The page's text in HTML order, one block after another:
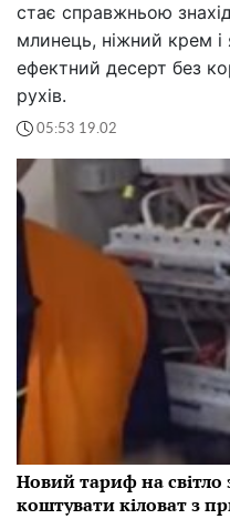
стає справжньою
млинець, ніжний крем
ефектний десерт без
рухів.
05:53 19.02
Новий тариф на світло
коштувати кіловат з